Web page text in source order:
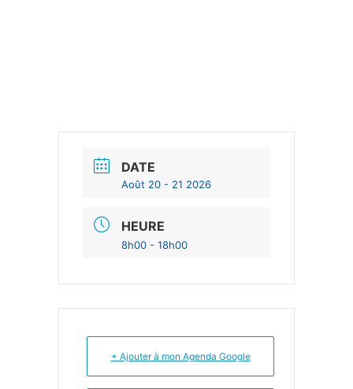
DATE
Août 20 - 21 2026
HEURE
8h00 - 18h00
+ Ajouter à mon Agenda Google